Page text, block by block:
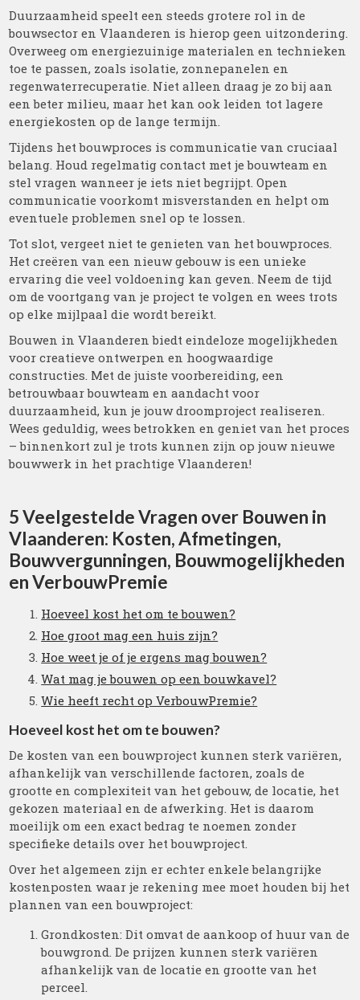
Duurzaamheid speelt een steeds grotere rol in de
bouwsector en Vlaanderen is hierop geen uitzondering.
Overweeg om energiezuinige materialen en technieken
toe te passen, zoals isolatie, zonnepanelen en
regenwaterrecuperatie. Niet alleen draag je zo bij aan
een beter milieu, maar het kan ook leiden tot lagere
energiekosten op de lange termijn.
Tijdens het bouwproces is communicatie van cruciaal
belang. Houd regelmatig contact met je bouwteam en
stel vragen wanneer je iets niet begrijpt. Open
communicatie voorkomt misverstanden en helpt om
eventuele problemen snel op te lossen.
Tot slot, vergeet niet te genieten van het bouwproces.
Het creëren van een nieuw gebouw is een unieke
ervaring die veel voldoening kan geven. Neem de tijd
om de voortgang van je project te volgen en wees trots
op elke mijlpaal die wordt bereikt.
Bouwen in Vlaanderen biedt eindeloze mogelijkheden
voor creatieve ontwerpen en hoogwaardige
constructies. Met de juiste voorbereiding, een
betrouwbaar bouwteam en aandacht voor
duurzaamheid, kun je jouw droomproject realiseren.
Wees geduldig, wees betrokken en geniet van het proces
– binnenkort zul je trots kunnen zijn op jouw nieuwe
bouwwerk in het prachtige Vlaanderen!
5 Veelgestelde Vragen over Bouwen in
Vlaanderen: Kosten, Afmetingen,
Bouwvergunningen, Bouwmogelijkheden
en VerbouwPremie
Hoeveel kost het om te bouwen?
Hoe groot mag een huis zijn?
Hoe weet je of je ergens mag bouwen?
Wat mag je bouwen op een bouwkavel?
Wie heeft recht op VerbouwPremie?
Hoeveel kost het om te bouwen?
De kosten van een bouwproject kunnen sterk variëren,
afhankelijk van verschillende factoren, zoals de
grootte en complexiteit van het gebouw, de locatie, het
gekozen materiaal en de afwerking. Het is daarom
moeilijk om een exact bedrag te noemen zonder
specifieke details over het bouwproject.
Over het algemeen zijn er echter enkele belangrijke
kostenposten waar je rekening mee moet houden bij het
plannen van een bouwproject:
Grondkosten: Dit omvat de aankoop of huur van de
bouwgrond. De prijzen kunnen sterk variëren
afhankelijk van de locatie en grootte van het
perceel.